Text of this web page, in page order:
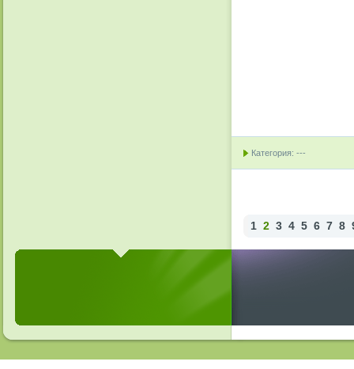
Категория: ---
1 2 3 4 5 6 7 8